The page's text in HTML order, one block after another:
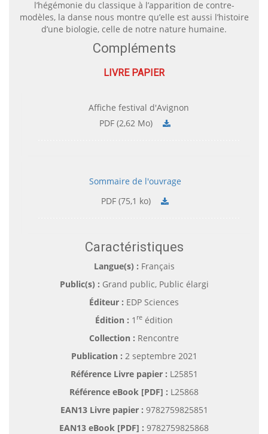
l’hégémonie du classique à l’apparition de contre-
modèles, la danse nous montre qu’elle est aussi l’histoire
d’une biologie, celle de notre nature humaine.
Compléments
LIVRE PAPIER
Affiche festival d'Avignon
PDF (2,62 Mo)
Sommaire de l'ouvrage
PDF (75,1 ko)
Caractéristiques
Langue(s) : Français
Public(s) : Grand public, Public élargi
Éditeur : EDP Sciences
Édition : 1 re édition
Collection : Rencontre
Publication : 2 septembre 2021
Référence Livre papier : L25851
Référence eBook [PDF] : L25868
EAN13 Livre papier : 9782759825851
EAN13 eBook [PDF] : 9782759825868